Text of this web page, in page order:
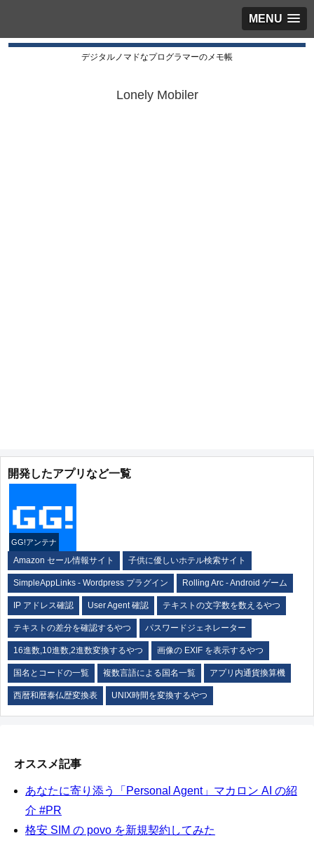
MENU
デジタルノマドなプログラマーのメモ帳
Lonely Mobiler
開発したアプリなど一覧
GG!アンテナ
Amazon セール情報サイト 子供に優しいホテル検索サイト
SimpleAppLinks - Wordpress プラグイン Rolling Arc - Android ゲーム
IP アドレス確認 User Agent 確認 テキストの文字数を数えるやつ
テキストの差分を確認するやつ パスワードジェネレーター
16進数,10進数,2進数変換するやつ 画像の EXIF を表示するやつ
国名とコードの一覧 複数言語による国名一覧 アプリ内通貨換算機
西暦和暦泰仏歴変換表 UNIX時間を変換するやつ
オススメ記事
あなたに寄り添う「Personal Agent」マカロン AI の紹
介 #PR
格安 SIM の povo を新規契約してみた